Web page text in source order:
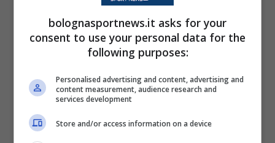
verso la porta, nello specchio o fuori. Lo
Corriere di Bolognanell’edizione
bolognasportnews.it asks for your
consent to use your personal data for the
following purposes:
Personalised advertising and content, advertising and
content measurement, audience research and
services development
Store and/or access information on a device